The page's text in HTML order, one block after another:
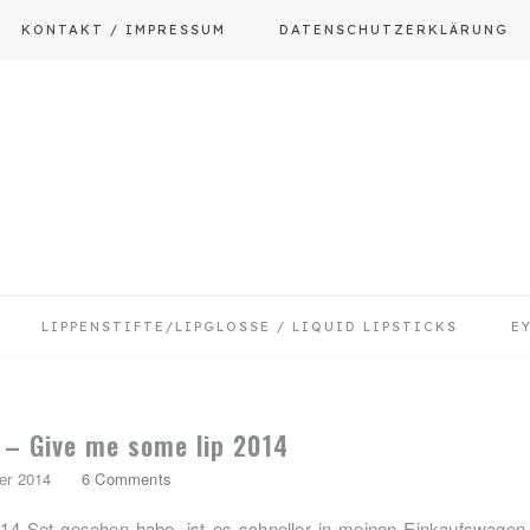
KONTAKT / IMPRESSUM DATENSCHUTZERKLÄRUNG
LIPPENSTIFTE/LIPGLOSSE / LIQUID LIPSTICKS
Give me some lip 2014
2014 6 Comments